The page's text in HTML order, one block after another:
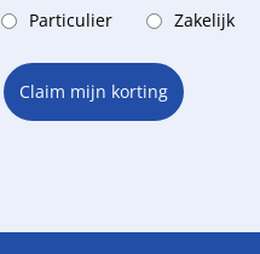
Particulier
Zakelijk
Claim mijn korting